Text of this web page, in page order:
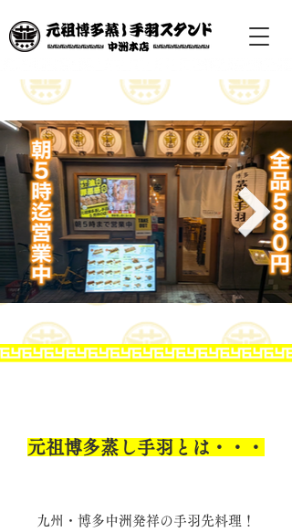
元祖博多蒸し手羽とは・・・
九州・博多中洲発祥の手羽先料理！